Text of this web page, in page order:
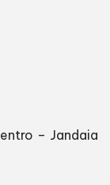
– Jandaia